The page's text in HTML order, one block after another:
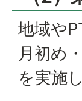
地域や
月初め
を実施